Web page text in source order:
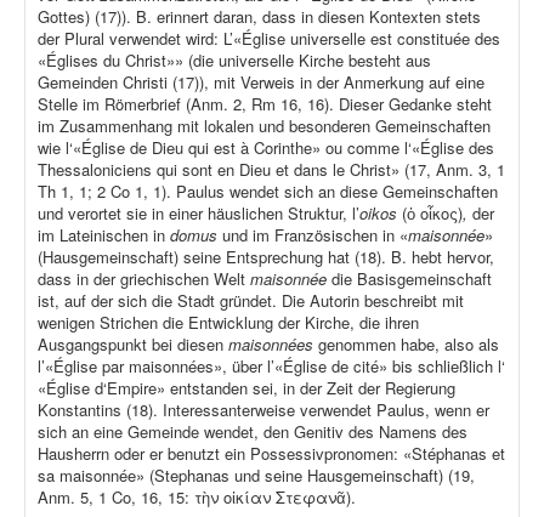
Gottes) (17)). B. erinnert daran, dass in diesen Kontexten stets
der Plural verwendet wird: L’«Église universelle est constituée des
«Églises du Christ»» (die universelle Kirche besteht aus
Gemeinden Christi (17)), mit Verweis in der Anmerkung auf eine
Stelle im Römerbrief (Anm. 2, Rm 16, 16). Dieser Gedanke steht
im Zusammenhang mit lokalen und besonderen Gemeinschaften
wie l‘«Église de Dieu qui est à Corinthe» ou comme l‘«Église des
Thessaloniciens qui sont en Dieu et dans le Christ» (17, Anm. 3, 1
Th 1, 1; 2 Co 1, 1). Paulus wendet sich an diese Gemeinschaften
und verortet sie in einer häuslichen Struktur, l’oikos (ὁ οἶκος), der
im Lateinischen in domus und im Französischen in «maisonnée»
(Hausgemeinschaft) seine Entsprechung hat (18). B. hebt hervor,
dass in der griechischen Welt maisonnée die Basisgemeinschaft
ist, auf der sich die Stadt gründet. Die Autorin beschreibt mit
wenigen Strichen die Entwicklung der Kirche, die ihren
Ausgangspunkt bei diesen maisonnées genommen habe, also als
l’«Église par maisonnées», über l’«Église de cité» bis schließlich l‘
«Église d‘Empire» entstanden sei, in der Zeit der Regierung
Konstantins (18). Interessanterweise verwendet Paulus, wenn er
sich an eine Gemeinde wendet, den Genitiv des Namens des
Hausherrn oder er benutzt ein Possessivpronomen: «Stéphanas et
sa maisonnée» (Stephanas und seine Hausgemeinschaft) (19,
Anm. 5, 1 Co, 16, 15: τὴν οἰκίαν Στεφανᾶ).